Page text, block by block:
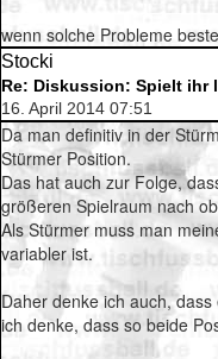
wenn solche Probleme
Stocki
Re: Diskussion: Spielt ihr
16. April 2014 07:51
Da man definitiv in der
Stürmer Position.
Das hat auch zur Folge,
größeren Spielraum nach
Als Stürmer muss man
variabler ist.
Daher denke ich auch,
ich denke, dass so beide